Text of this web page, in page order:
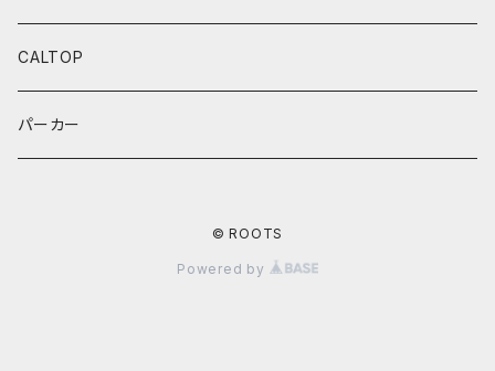
THEME AUTOMOTIVE
MONSTER TRUCKS
CALTOP
パーカー
© ROOTS
Powered by